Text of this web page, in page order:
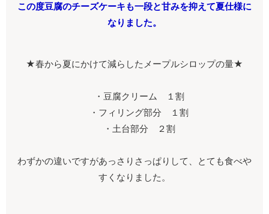
この度豆腐のチーズケーキも一段と甘みを抑えて夏仕様に
なりました。
★春から夏にかけて減らしたメープルシロップの量★
・豆腐クリーム １割
・フィリング部分 １割
・土台部分 ２割
わずかの違いですがあっさりさっぱりして、とても食べや
すくなりました。